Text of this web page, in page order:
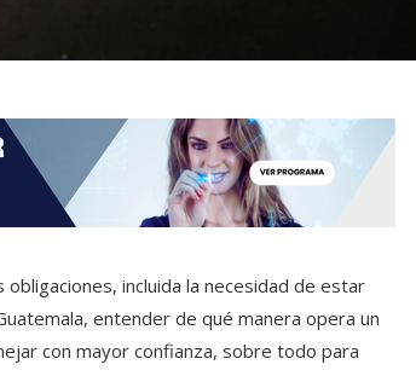
incluida la necesidad de estar
entender de qué manera opera un
con mayor confianza, sobre todo para